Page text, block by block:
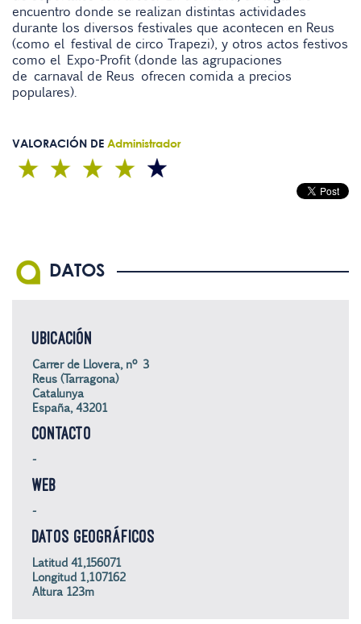
encuentro donde se realizan distintas actividades
durante los diversos festivales que acontecen en Reus
(como el festival de circo Trapezi), y otros actos festivos
como el Expo-Profit(donde las agrupaciones
de carnaval de Reus ofrecen comida a precios
populares).
VALORACIÓN DE Administrador
DATOS
UBICACIÓN
Carrer de Llovera, nº 3
Reus (Tarragona)
Catalunya
España, 43201
CONTACTO
-
WEB
-
DATOS GEOGRÁFICOS
Latitud 41,156071
Longitud 1,107162
Altura 123m